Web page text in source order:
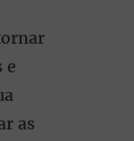
e
as